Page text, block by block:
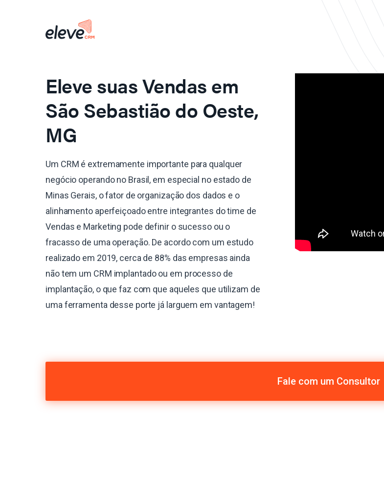
Eleve suas Vendas em
São Sebastião do Oeste,
MG
Um CRM é extremamente importante para qualquer
negócio operando no Brasil, em especial no estado de
Minas Gerais, o fator de organização dos dados e o
alinhamento aperfeiçoado entre integrantes do time de
Vendas e Marketing pode definir o sucesso ou o
fracasso de uma operação. De acordo com um estudo
realizado em 2019, cerca de 88% das empresas ainda
não tem um CRM implantado ou em processo de
implantação, o que faz com que aqueles que utilizam de
uma ferramenta desse porte já larguem em vantagem!
Fale com um Consultor